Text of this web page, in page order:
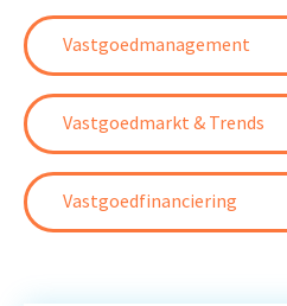
Vastgoedmanagement
Vastgoedmarkt & Trends
Vastgoedfinanciering